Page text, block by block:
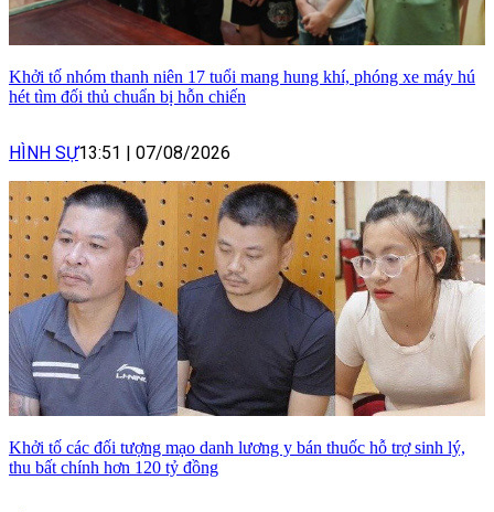
Khởi tố nhóm thanh niên 17 tuổi mang hung khí, phóng xe máy hú
hét tìm đối thủ chuẩn bị hỗn chiến
HÌNH SỰ13:51 07/08/2026
Khởi tố các đối tượng mạo danh lương y bán thuốc hỗ trợ sinh lý,
thu bất chính hơn 120 tỷ đồng